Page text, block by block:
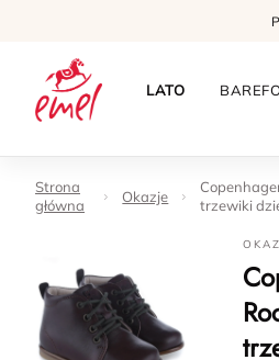
LATO
Strona
główna
Okazje
trzewiki